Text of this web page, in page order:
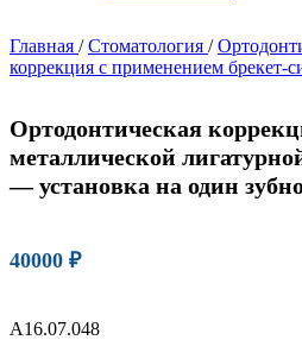
Главная / Стоматология /
коррекция с применением брекет-
Ортодонтическая
металлической
— установка на один
40000 ₽
А16.07.048